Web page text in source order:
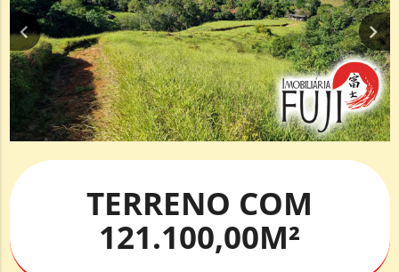
keyboard_arrow_left keyboard_arrow_right
TERRENO COM
121.100,00M²